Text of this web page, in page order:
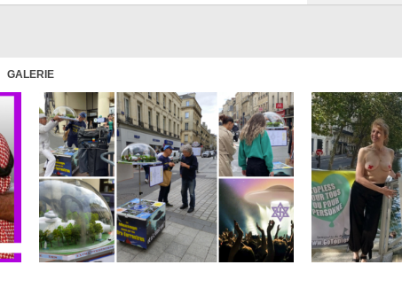
GALERIE